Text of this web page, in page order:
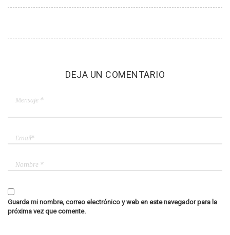
DEJA UN COMENTARIO
Guarda mi nombre, correo electrónico y web en este navegador para la
próxima vez que comente.